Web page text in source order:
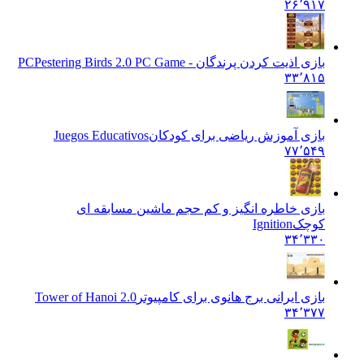
۲۶٬۹۱۷
بازی اذیت کردن پرندگان - PCPestering Birds 2.0 PC Game
۳۳٬۸۱۵
بازی آموزش ریاضی برای کودکانJuegos Educativos
۷۷٬۵۴۹
بازی خاطره انگیز و کم حجم ماشین مسابقه ای
Ignition
۳۴٬۳۳۰
بازی ایرانی برج هانوی برای کامپیوترTower of Hanoi 2.0
۳۴٬۳۷۷